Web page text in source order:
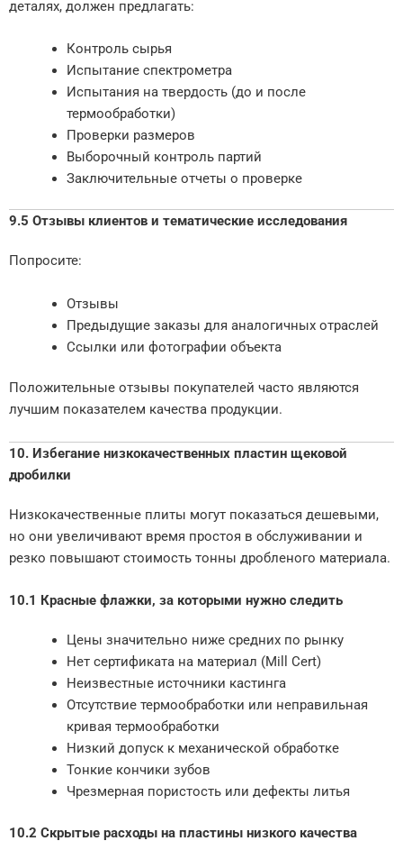
деталях, должен предлагать:
Контроль сырья
Испытание спектрометра
Испытания на твердость (до и после
термообработки)
Проверки размеров
Выборочный контроль партий
Заключительные отчеты о проверке
9.5 Отзывы клиентов и тематические исследования
Попросите:
Отзывы
Предыдущие заказы для аналогичных отраслей
Ссылки или фотографии объекта
Положительные отзывы покупателей часто являются
лучшим показателем качества продукции.
10. Избегание низкокачественных пластин щековой
дробилки
Низкокачественные плиты могут показаться дешевыми,
но они увеличивают время простоя в обслуживании и
резко повышают стоимость тонны дробленого материала.
10.1 Красные флажки, за которыми нужно следить
Цены значительно ниже средних по рынку
Нет сертификата на материал (Mill Cert)
Неизвестные источники кастинга
Отсутствие термообработки или неправильная
кривая термообработки
Низкий допуск к механической обработке
Тонкие кончики зубов
Чрезмерная пористость или дефекты литья
10.2 Скрытые расходы на пластины низкого качества